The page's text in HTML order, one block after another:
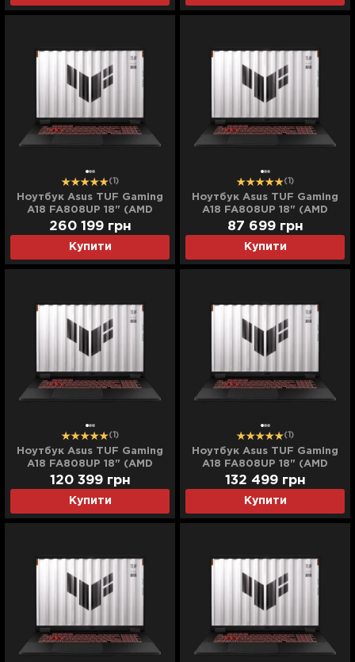
(1)
Ноутбук Asus TUF Gaming
A18 FA808UP 18" (AMD
Ryzen 7/128GB/8TB
(SSD)/RTX 5070)
(FA808UP-NS82)
(Standard)
Купити
260 199 грн
(1)
Ноутбук Asus TUF Gaming
A18 FA808UP 18" (AMD
Ryzen 7/16GB/512GB
(SSD)/RTX 5070)
(FA808UP-NS74)
(Standard)
Купити
87 699 грн
(1)
Ноутбук Asus TUF Gaming
A18 FA808UP 18" (AMD
Ryzen 7/32GB/1TB
(SSD)/RTX 5070)
(FA808UP-NS75)
(Standard)
Купити
120 399 грн
(1)
Ноутбук Asus TUF Gaming
A18 FA808UP 18" (AMD
Ryzen 7/32GB/2TB
(SSD)/RTX 5070)
(FA808UP-NS76)
(Standard)
Купити
132 499 грн